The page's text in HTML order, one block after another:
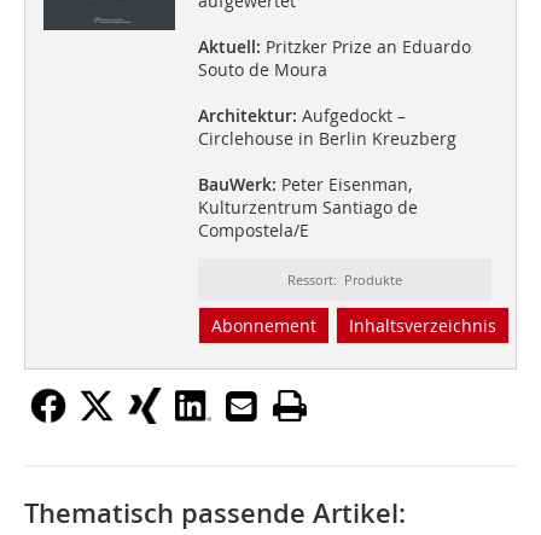
Aktuell: Pritzker Prize an Eduardo
Souto de Moura
Architektur: Aufgedockt –
Circlehouse in Berlin Kreuzberg
BauWerk: Peter Eisenman,
Kulturzentrum Santiago de
Compostela/E
Ressort: Produkte
Abonnement Inhaltsverzeichnis
Thematisch passende Artikel: